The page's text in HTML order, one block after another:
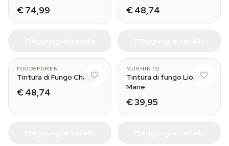
€ 74,99 € 48,74
FOODSPOREN
Tintura di Fungo Chaga
€ 48,74
MUSHINTO
Tintura di fungo Lion's
Mane
€ 39,95